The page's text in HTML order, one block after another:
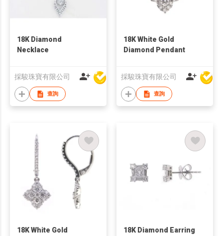
18K Diamond
Necklace
採駿珠寶有限公司
查詢
18K White Gold
Diamond Pendant
採駿珠寶有限公司
查詢
18K White Gold
18K Diamond Earring